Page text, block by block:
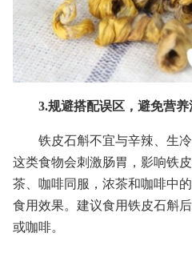
3.规避搭配误区，避免营养
铁皮石斛不宜与辛辣、生
这类食物会刺激肠胃，影响铁
茶、咖啡同服，浓茶和咖啡中
食用效果。建议食用铁皮石斛
或咖啡。